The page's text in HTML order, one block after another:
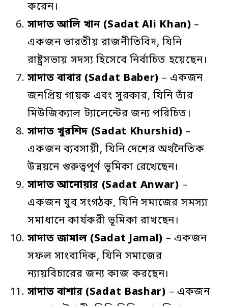
করেন।
সাদাত আলি খান (Sadat Ali Khan) –
একজন ভারতীয় রাজনীতিবিদ, যিনি
রাষ্ট্রসভায় সদস্য হিসেবে নির্বাচিত হয়েছেন।
সাদাত বাবার (Sadat Baber) – একজন
জনপ্রিয় গায়ক এবং সুরকার, যিনি তাঁর
মিউজিক্যাল ট্যালেন্টের জন্য পরিচিত।
সাদাত খুরশিদ (Sadat Khurshid) –
একজন ব্যবসায়ী, যিনি দেশের অর্থনৈতিক
উন্নয়নে গুরুত্বপূর্ণ ভূমিকা রেখেছেন।
সাদাত আনোয়ার (Sadat Anwar) –
একজন যুব সংগঠক, যিনি সমাজের সমস্যা
সমাধানে কার্যকরী ভূমিকা রাখছেন।
সাদাত জামাল (Sadat Jamal) – একজন
সফল সাংবাদিক, যিনি সমাজের
ন্যায়বিচারের জন্য কাজ করছেন।
সাদাত বাশার (Sadat Bashar) – একজন